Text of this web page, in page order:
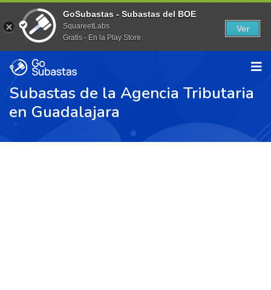
Subastas de la Agencia Tributaria
en Guadalajara
GoSubastas - Subastas del BOE
SquareetLabs
Gratis - En la Play Store
Ver